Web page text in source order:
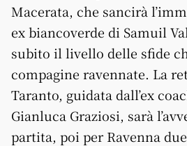
Macerata, che sancirà
ex biancoverde di Samuil
subito il livello delle sfide
compagine ravennate. La
Taranto, guidata dall’ex
Gianluca Graziosi, sarà
partita, poi per Ravenna